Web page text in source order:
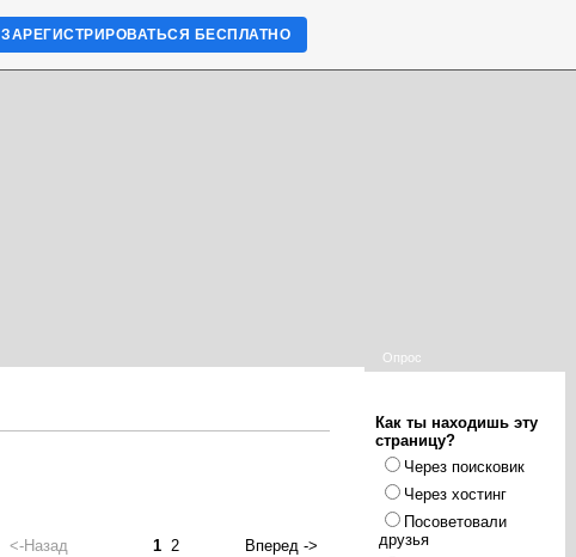
<-Назад 1 2 Вперед ->
Опрос
Как ты находишь эту
страницу?
Через поисковик
Через хостинг
Посоветовали
друзья
ЗАРЕГИСТРИРОВАТЬСЯ БЕСПЛАТНО